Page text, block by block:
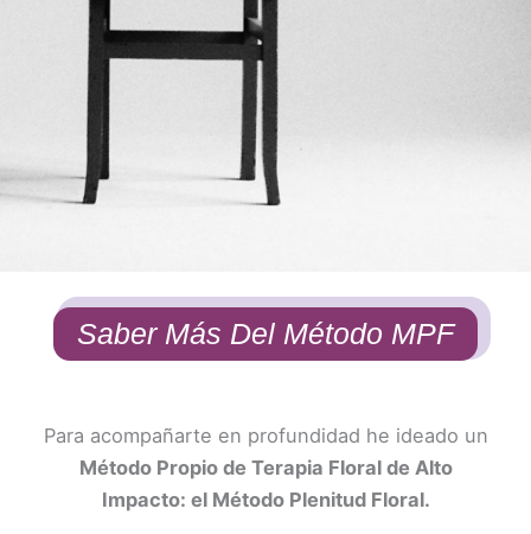
Saber Más Del Método MPF
Para acompañarte en profundidad he ideado un
Método Propio de Terapia Floral de Alto
Impacto: el Método Plenitud Floral.